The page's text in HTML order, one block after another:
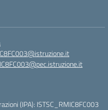
(IPA): ISTSC_RMIC8FC003